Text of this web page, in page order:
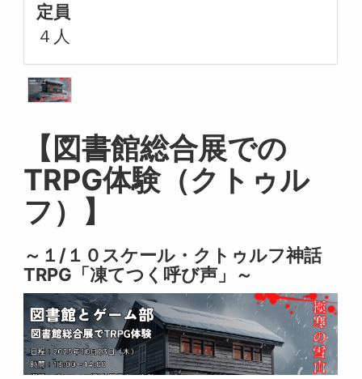
定員
４人
【図書館総合展での
TRPG体験（クトゥル
フ）】
～１/１０スケール・クトゥルフ神話
TRPG「凍てつく呼び声」～